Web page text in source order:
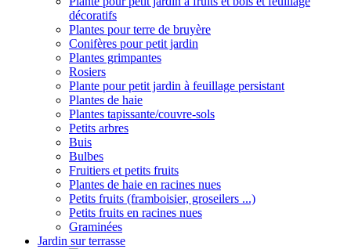
décoratifs
Plantes pour terre de bruyère
Conifères pour petit jardin
Plantes grimpantes
Rosiers
Plante pour petit jardin à feuillage persistant
Plantes de haie
Plantes tapissante/couvre-sols
Petits arbres
Buis
Bulbes
Fruitiers et petits fruits
Plantes de haie en racines nues
Petits fruits (framboisier, groseilers ...)
Petits fruits en racines nues
Graminées
Jardin sur terrasse